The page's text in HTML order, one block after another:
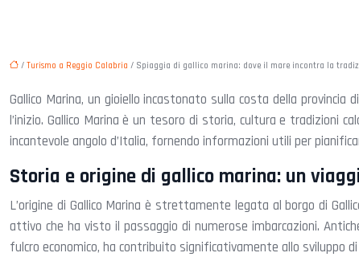
/ Turismo a Reggio Calabria / Spiaggia di gallico marina: dove il mare incontra la
Gallico Marina, un gioiello incastonato sulla costa della provincia
l’inizio. Gallico Marina è un tesoro di storia, cultura e tradizioni
incantevole angolo d’Italia, fornendo informazioni utili per
Storia e origine di gallico marina: un
L’origine di Gallico Marina è strettamente legata al borgo di
attivo che ha visto il passaggio di numerose imbarcazioni.
fulcro economico, ha contribuito significativamente allo sviluppo